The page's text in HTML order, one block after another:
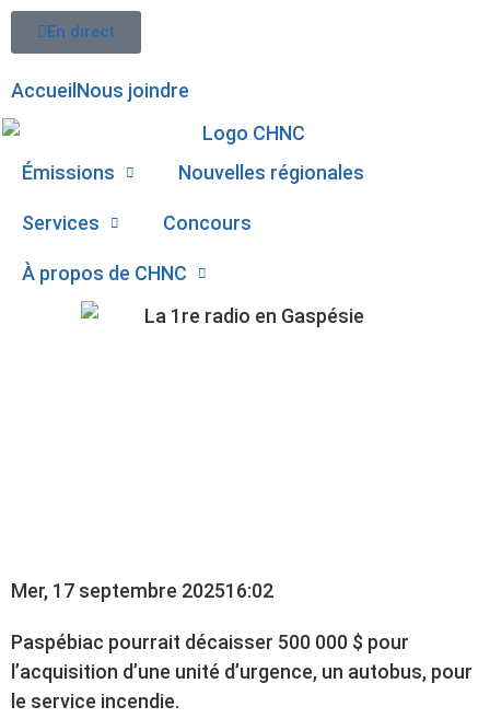
En direct
Accueil Nous joindre
Émissions Nouvelles régionales
Services Concours
À propos de CHNC
Mer, 17 septembre 202516:02
Paspébiac pourrait décaisser 500 000 $ pour
l’acquisition d’une unité d’urgence, un autobus, pour
le service incendie.